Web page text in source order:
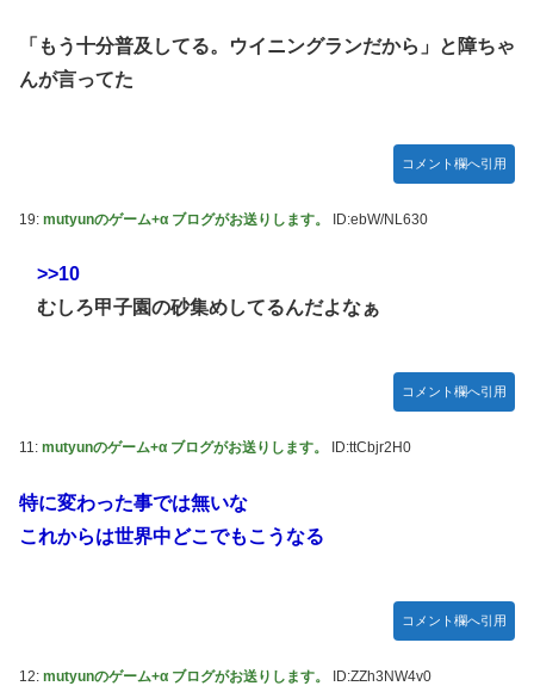
「もう十分普及してる。ウイニングランだから」と障ちゃ
んが言ってた
コメント欄へ引用
19: mutyunのゲーム+α ブログがお送りします。 ID:ebW/NL630
>>10
むしろ甲子園の砂集めしてるんだよなぁ
コメント欄へ引用
11: mutyunのゲーム+α ブログがお送りします。 ID:ttCbjr2H0
特に変わった事では無いな
これからは世界中どこでもこうなる
コメント欄へ引用
12: mutyunのゲーム+α ブログがお送りします。 ID:ZZh3NW4v0